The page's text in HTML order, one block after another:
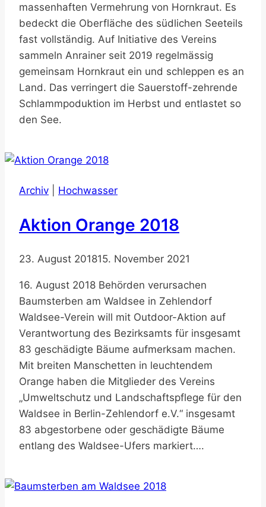
massenhaften Vermehrung von Hornkraut. Es
bedeckt die Oberfläche des südlichen Seeteils
fast vollständig. Auf Initiative des Vereins
sammeln Anrainer seit 2019 regelmässig
gemeinsam Hornkraut ein und schleppen es an
Land. Das verringert die Sauerstoff-zehrende
Schlammpoduktion im Herbst und entlastet so
den See.
Archiv Hochwasser
Aktion Orange 2018
23. August 201815. November 2021
16. August 2018 Behörden verursachen
Baumsterben am Waldsee in Zehlendorf
Waldsee-Verein will mit Outdoor-Aktion auf
Verantwortung des Bezirksamts für insgesamt
83 geschädigte Bäume aufmerksam machen.
Mit breiten Manschetten in leuchtendem
Orange haben die Mitglieder des Vereins
„Umweltschutz und Landschaftspflege für den
Waldsee in Berlin-Zehlendorf e.V.“ insgesamt
83 abgestorbene oder geschädigte Bäume
entlang des Waldsee-Ufers markiert….